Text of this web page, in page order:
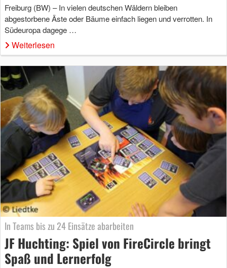
Freiburg (BW) – In vielen deutschen Wäldern bleiben
abgestorbene Äste oder Bäume einfach liegen und verrotten. In
Südeuropa dagege …
Weiterlesen
In Teams bis zu 24 Einsätze abarbeiten
JF Huchting: Spiel von FireCircle bringt
Spaß und Lernerfolg